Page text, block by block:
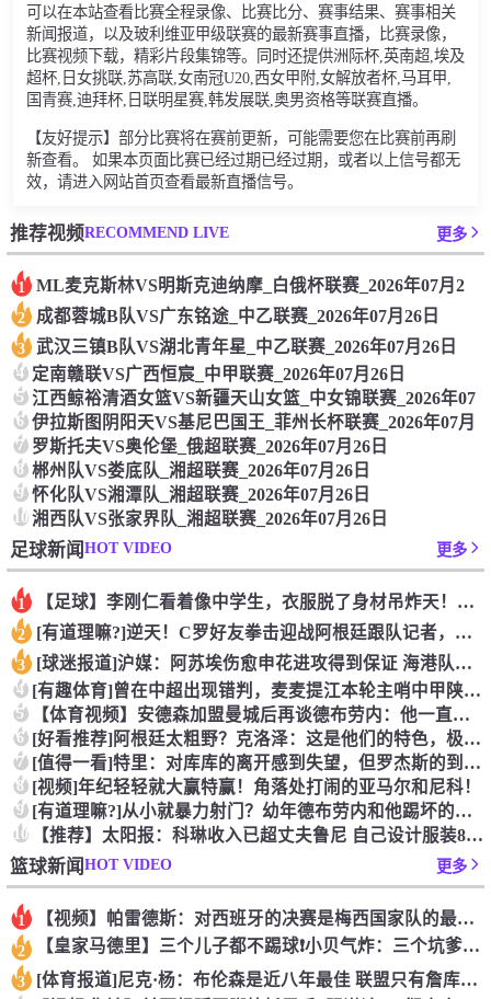
可以在本站查看比赛全程录像、比赛比分、赛事结果、赛事相关
新闻报道，以及玻利维亚甲级联赛的最新赛事直播，比赛录像，
比赛视频下载，精彩片段集锦等。同时还提供洲际杯,英南超,埃及
超杯,日女挑联,苏高联,女南冠U20,西女甲附,女解放者杯,马耳甲,
国青赛,迪拜杯,日联明星赛,韩发展联,奥男资格等联赛直播。
【友好提示】部分比赛将在赛前更新，可能需要您在比赛前再刷
新查看。 如果本页面比赛已经过期已经过期，或者以上信号都无
效，请进入网站首页查看最新直播信号。
推荐视频RECOMMEND LIVE 更多
1 ML麦克斯林VS明斯克迪纳摩_白俄杯联赛_2026年07月2
2 成都蓉城B队VS广东铭途_中乙联赛_2026年07月26日
3 武汉三镇B队VS湖北青年星_中乙联赛_2026年07月26日
4 定南赣联VS广西恒宸_中甲联赛_2026年07月26日
5 江西鲸裕清酒女篮VS新疆天山女篮_中女锦联赛_2026年07
6 伊拉斯图阴阳天VS基尼巴国王_菲州长杯联赛_2026年07月
7 罗斯托夫VS奥伦堡_俄超联赛_2026年07月26日
8 郴州队VS娄底队_湘超联赛_2026年07月26日
9 怀化队VS湘潭队_湘超联赛_2026年07月26日
10湘西队VS张家界队_湘超联赛_2026年07月26日
足球新闻HOT VIDEO 更多
1 【足球】李刚仁看着像中学生，衣服脱了身材吊炸天！怪不得对抗上
2 [有道理嘛?]逆天！C罗好友拳击迎战阿根廷跟队记者，C罗好友
3 [球迷报道]沪媒：阿苏埃伤愈申花进攻得到保证 海港队基本没有
4 [有趣体育]曾在中超出现错判，麦麦提江本轮主哨中甲陕西联合v
5 【体育视频】安德森加盟曼城后再谈德布劳内：他一直是我非常仰慕
6 [好看推荐]阿根廷太粗野？克洛泽：这是他们的特色，极其强调对
7 [值得一看]特里：对库库的离开感到失望，但罗杰斯的到来又让我
8 [视频]年纪轻轻就大赢特赢！角落处打闹的亚马尔和尼科！
9 [有道理嘛?]从小就暴力射门？幼年德布劳内和他踢坏的树篱！
10 【推荐】太阳报：科琳收入已超丈夫鲁尼 自己设计服装8岁儿子当
篮球新闻HOT VIDEO 更多
1 【视频】帕雷德斯：对西班牙的决赛是梅西国家队的最后一场比赛
2 【皇家马德里】三个儿子都不踢球❗️小贝气炸：三个坑爹货，只能
3 [体育报道]尼克·杨：布伦森是近八年最佳 联盟只有詹库杜能媲